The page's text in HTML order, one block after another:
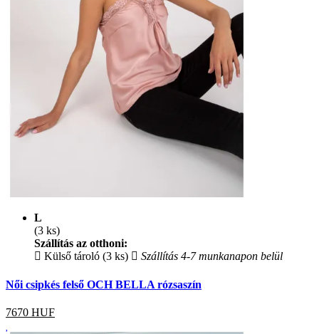
L
(3 ks)
Szállítás az otthoni:
Külső tároló (3 ks)
Szállítás 4-7 munkanapon belül
Női csipkés felső OCH BELLA rózsaszín
7670 HUF